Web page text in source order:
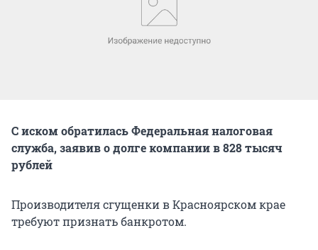
С иском обратилась Федеральная налоговая
служба, заявив о долге компании в 828 тысяч
рублей
Производителя сгущенки в Красноярском крае
требуют признать банкротом.